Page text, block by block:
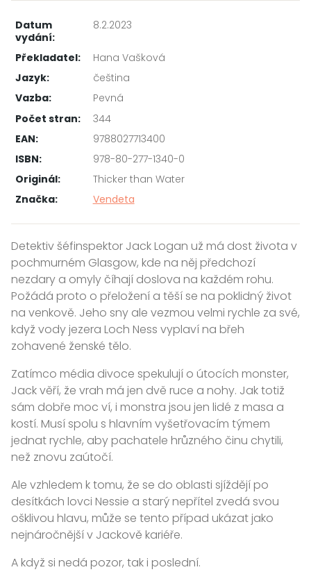
Datum
vydání:
8.2.2023
Překladatel:
Hana Vašková
Jazyk:
čeština
Vazba:
Pevná
Počet stran:
344
EAN:
9788027713400
ISBN:
978-80-277-1340-0
Originál:
Thicker than Water
Značka:
Vendeta
Detektiv šéfinspektor Jack Logan už má dost života v
pochmurném Glasgow, kde na něj předchozí
nezdary a omyly číhají doslova na každém rohu.
Požádá proto o přeložení a těší se na poklidný život
na venkově. Jeho sny ale vezmou velmi rychle za své,
když vody jezera Loch Ness vyplaví na břeh
zohavené ženské tělo.
Zatímco média divoce spekulují o útocích monster,
Jack věří, že vrah má jen dvě ruce a nohy. Jak totiž
sám dobře moc ví, i monstra jsou jen lidé z masa a
kostí. Musí spolu s hlavním vyšetřovacím týmem
jednat rychle, aby pachatele hrůzného činu chytili,
než znovu zaútočí.
Ale vzhledem k tomu, že se do oblasti sjíždějí po
desítkách lovci Nessie a starý nepřítel zvedá svou
ošklivou hlavu, může se tento případ ukázat jako
nejnáročnější v Jackově kariéře.
A když si nedá pozor, tak i poslední.